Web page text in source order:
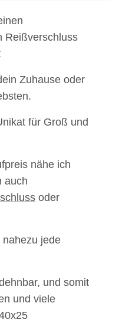
Reißverschluss
Zuhause oder
für Groß und
nähe ich
auch
oder
jede
und somit
und viele